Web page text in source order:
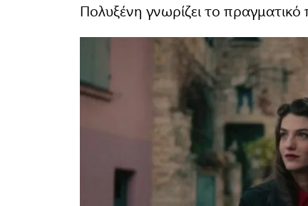
Πολυξένη γνωρίζει το